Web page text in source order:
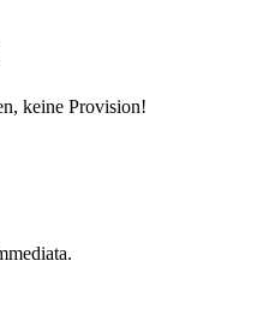
keine Provision!